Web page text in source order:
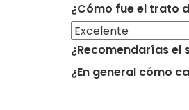
¿Cómo fue el trato
¿Recomendarías el
¿En general cómo